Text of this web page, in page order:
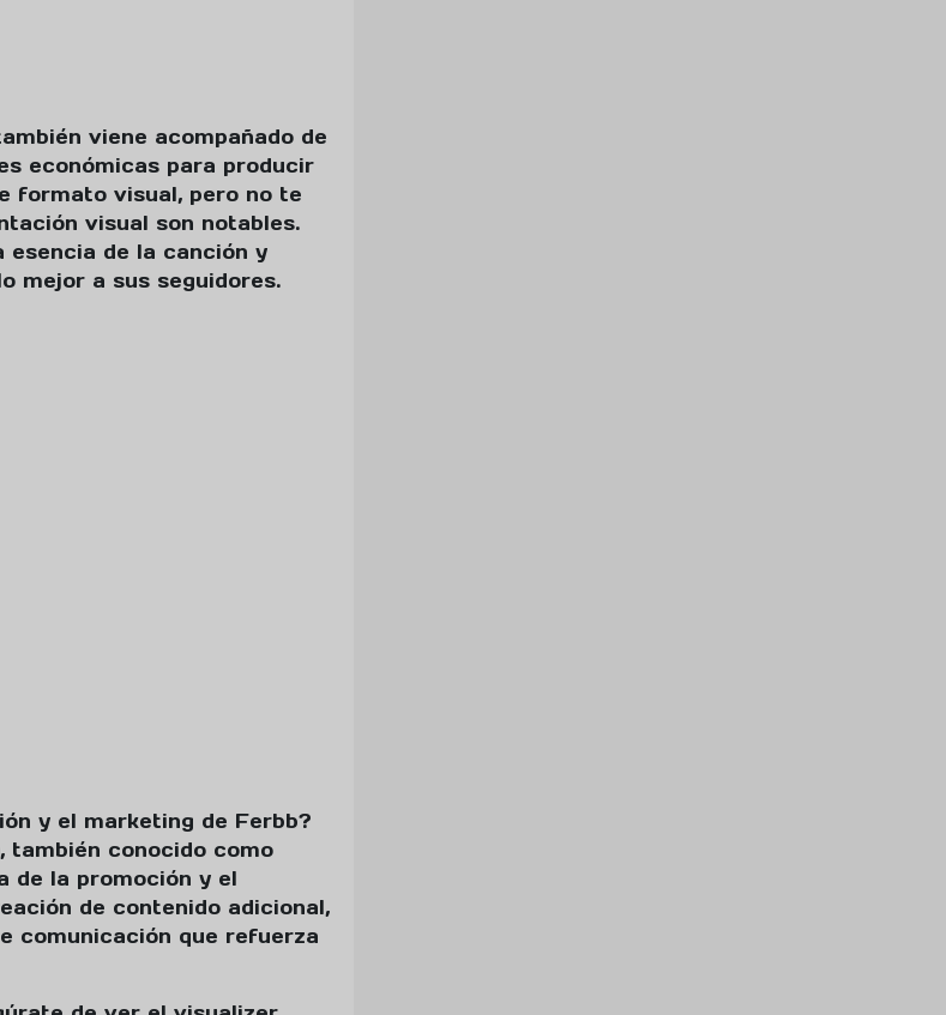
viene acompañado de
económicas para producir
formato visual, pero no te
visual son notables.
de la canción y
mejor a sus seguidores.
y el marketing de Ferbb?
, también conocido como
de la promoción y el
de contenido adicional,
comunicación que refuerza